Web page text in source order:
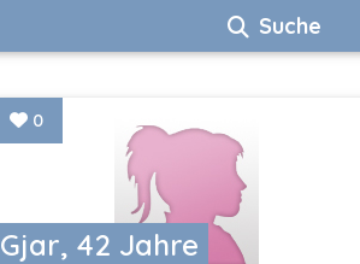
Suche
Gjar, 42 Jahre
0